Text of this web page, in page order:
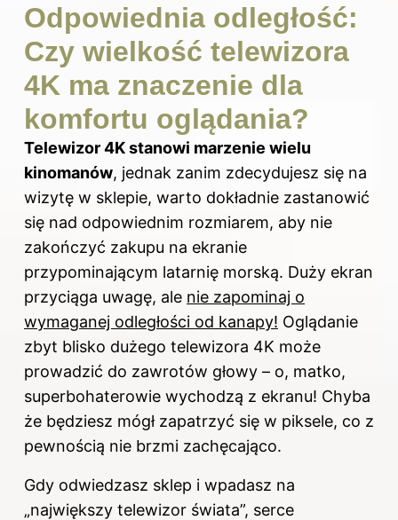
Odpowiednia odległość:
Czy wielkość telewizora
4K ma znaczenie dla
komfortu oglądania?
Telewizor 4K stanowi marzenie wielu
kinomanów, jednak zanim zdecydujesz się na
wizytę w sklepie, warto dokładnie zastanowić
się nad odpowiednim rozmiarem, aby nie
zakończyć zakupu na ekranie
przypominającym latarnię morską. Duży ekran
przyciąga uwagę, ale nie zapominaj o
wymaganej odległości od kanapy! Oglądanie
zbyt blisko dużego telewizora 4K może
prowadzić do zawrotów głowy – o, matko,
superbohaterowie wychodzą z ekranu! Chyba
że będziesz mógł zapatrzyć się w piksele, co z
pewnością nie brzmi zachęcająco.
Gdy odwiedzasz sklep i wpadasz na
„największy telewizor świata”, serce